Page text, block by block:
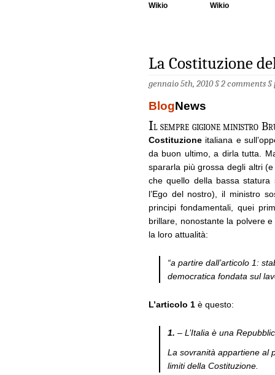
Wikio Wikio
La Costituzione
gennaio 5th, 2010 §2 comments§
BlogNews
Il sempre gigione ministro
Costituzione italiana e
da buon ultimo, a dirla tutta.
spararla più grossa degli altri
che quello della bassa
l’Ego del nostro), il ministro
principi fondamentali, quei
brillare, nonostante la polvere
la loro attualità:
“a partire dall’articolo 1:
democratica fondata sul
L’articolo 1 è questo:
1. – L’Italia è una
La sovranità appartiene al
limiti della Costituzione.